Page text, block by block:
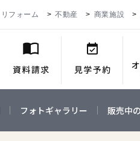
リフォーム 不動産 商業施設
フォトギャラリー 販売中